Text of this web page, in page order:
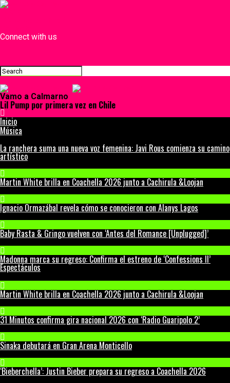
Connect with us
Vamo a Calmarno
Lil Pump por primera vez en Chile
Inicio
Música
La ranchera suma una nueva voz femenina: Javi Rous comienza su camino
artístico
Martin White brilla en Coachella 2026 junto a Cachirula &Loojan
Ignacio Ormazábal revela cómo se conocieron con Alanys Lagos
Baby Rasta & Gringo vuelven con ‘Antes del Romance [Unplugged]’
Madonna marca su regreso: Confirma el estreno de ‘Confessions II’
Espectáculos
Martin White brilla en Coachella 2026 junto a Cachirula &Loojan
31 Minutos confirma gira nacional 2026 con ‘Radio Guaripolo 2’
Sinaka debutará en Gran Arena Monticello
‘Bieberchella’: Justin Bieber prepara su regreso a Coachella 2026